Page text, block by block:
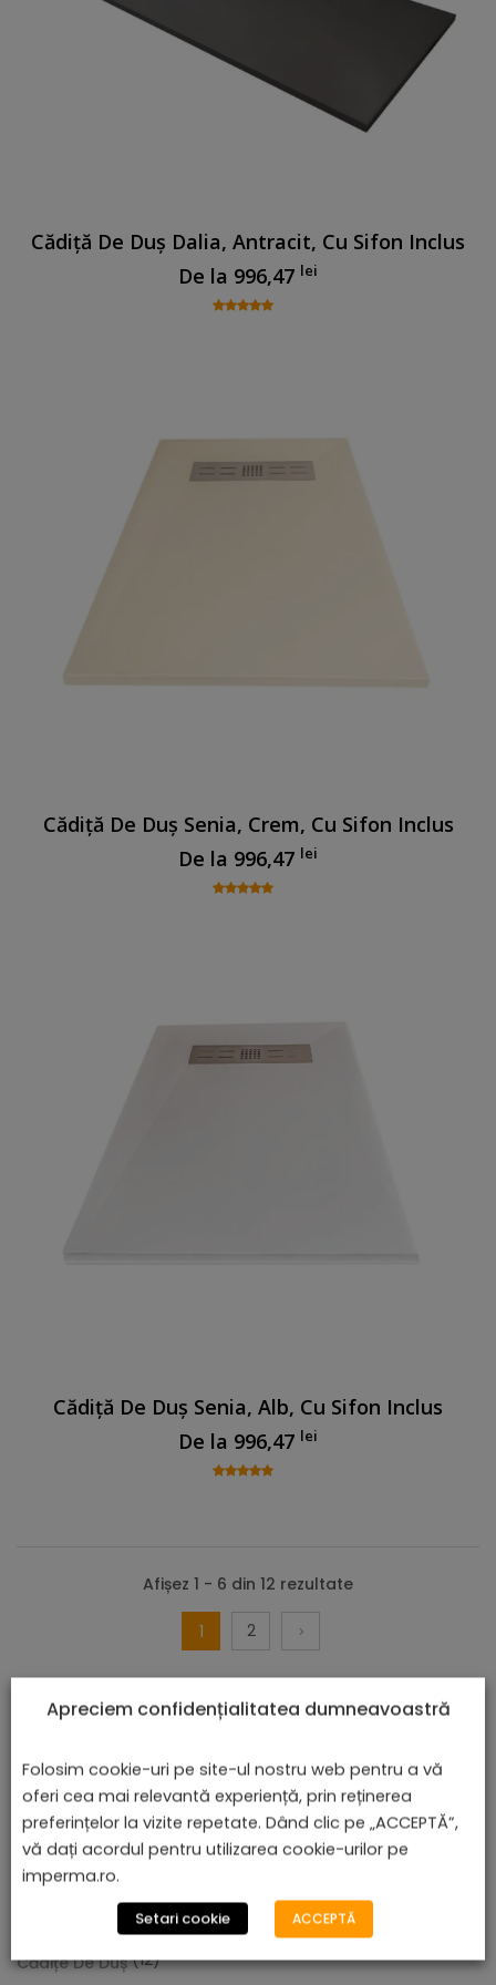
Cădiță De Duș Dalia, Antracit, Cu Sifon Inclus
De la 996,47 lei
Cădiță De Duș Senia, Crem, Cu Sifon Inclus
De la 996,47 lei
Cădiță De Duș Senia, Alb, Cu Sifon Inclus
De la 996,47 lei
Cădiță De Duș Dalia, Alb, Cu Sifon Inclus
Afișez 1 - 6 din 12 rezultate
1 2
CATEGORII DE PRODUSE
Baterii Și Accesorii (157)
Cădițe De Duș (12)
Apreciem confidențialitatea dumneavoastră
Folosim cookie-uri pe site-ul nostru web pentru a vă
oferi cea mai relevantă experiență, prin reținerea
preferințelor la vizite repetate. Dând clic pe „ACCEPTĂ”,
vă dați acordul pentru utilizarea cookie-urilor pe
imperma.ro.
Setari cookie ACCEPTĂ